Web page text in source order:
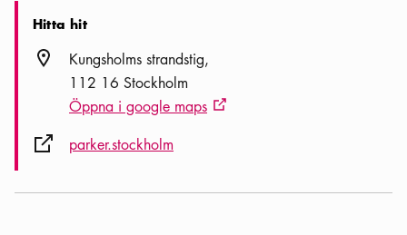
Hitta hit
Plats ikonKungsholms strandstig
112 16 Stockholm
Öppna i google maps Extern ikon
Extern ikonparker.stockholm